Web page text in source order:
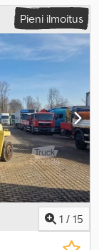
Pieni ilmoitus
1 / 15